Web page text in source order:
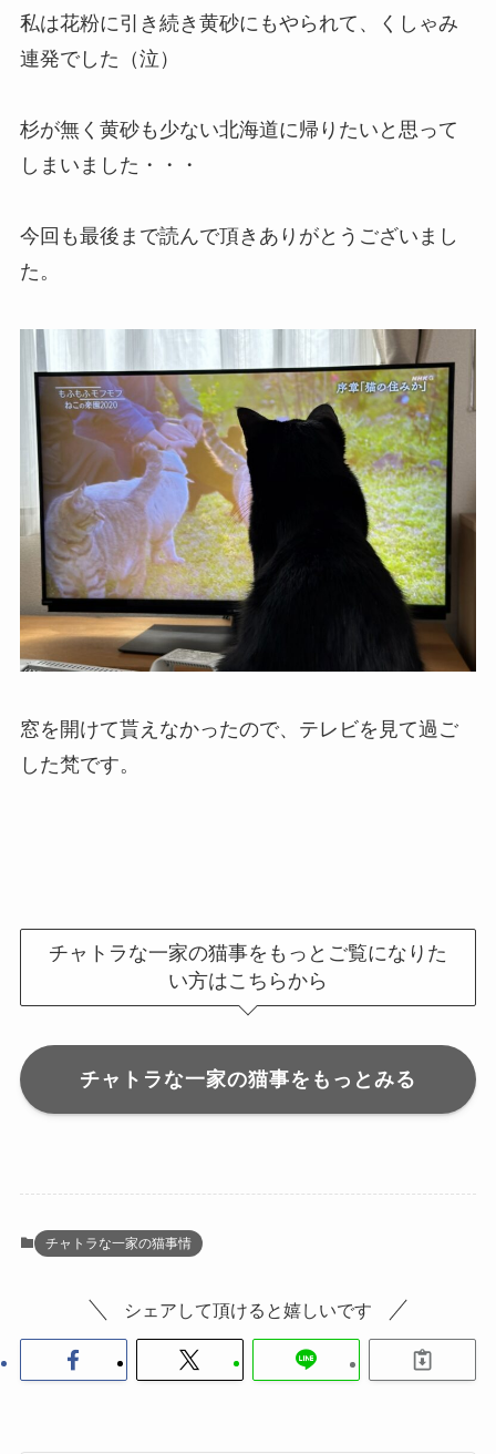
私は花粉に引き続き黄砂にもやられて、くしゃみ
連発でした（泣）
杉が無く黄砂も少ない北海道に帰りたいと思って
しまいました・・・
今回も最後まで読んで頂きありがとうございまし
た。
窓を開けて貰えなかったので、テレビを見て過ご
した梵です。
チャトラな一家の猫事をもっとご覧になりた
い方はこちらから
チャトラな一家の猫事をもっとみる
チャトラな一家の猫事情
シェアして頂けると嬉しいです